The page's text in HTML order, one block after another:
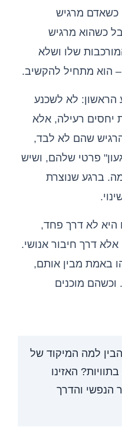
כשאדם מרגיש
כשהוא מרגיש
שלו ושלא
– הוא מתחיל להקשיב.
הראשון: לא לשכנע
יחסים רעילה, אלא
שהם לא לבד,
פרטי שלהם, ושיש
ברגע שנוצרת
היא לא דרך פחד,
דרך חיבור אנושי.
באמת מבין אותם,
מוכנים
למה המיקוד של
האזינו
הנפשי והדרך